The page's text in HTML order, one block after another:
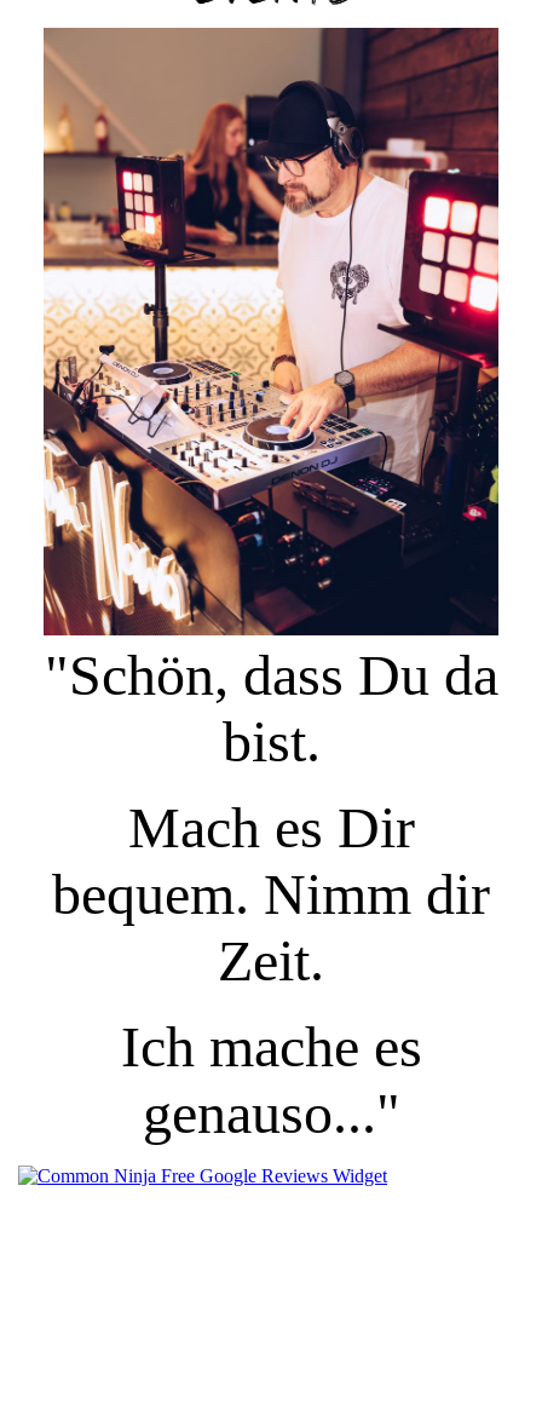
"Schön, dass Du da
bist.
Mach es Dir
bequem. Nimm dir
Zeit.
Ich mache es
genauso..."